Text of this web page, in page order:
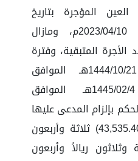
المؤجرة بتاريخ
1444/09/19هـ الموافق 2023/04/10م، ومازال
المتبقية، وفترة
المطالبة من تاريخ 1444/10/21هـ الموافق
2023/05/11م حتى 1445/02/4هـ الموافق
الحكم بإلزام المدعى عليها
بقيمة الأجرة وقدرها (43,535.40) ثلاثة وأربعون
ريالاً وأربعون